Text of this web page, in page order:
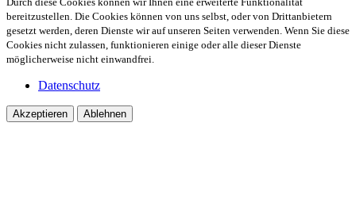
bereitzustellen. Die Cookies können von uns selbst, oder von Drittanbietern
gesetzt werden, deren Dienste wir auf unseren Seiten verwenden. Wenn Sie diese
Cookies nicht zulassen, funktionieren einige oder alle dieser Dienste
möglicherweise nicht einwandfrei.
Datenschutz
Akzeptieren Ablehnen